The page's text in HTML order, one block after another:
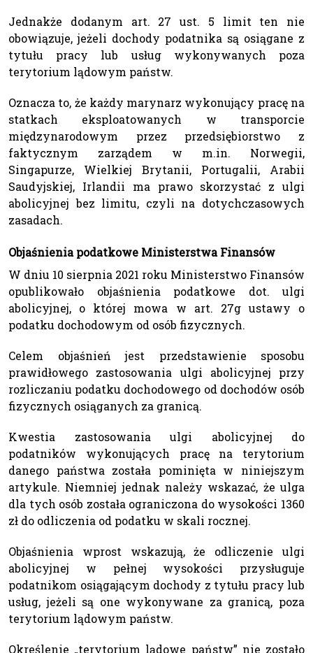
Jednakże dodanym art. 27 ust. 5 limit ten nie
obowiązuje, jeżeli dochody podatnika są osiągane z
tytułu pracy lub usług wykonywanych poza
terytorium lądowym państw.
Oznacza to, że każdy marynarz wykonujący pracę na
statkach eksploatowanych w transporcie
międzynarodowym przez przedsiębiorstwo z
faktycznym zarządem w m.in. Norwegii,
Singapurze, Wielkiej Brytanii, Portugalii, Arabii
Saudyjskiej, Irlandii ma prawo skorzystać z ulgi
abolicyjnej bez limitu, czyli na dotychczasowych
zasadach.
Objaśnienia podatkowe Ministerstwa Finansów
W dniu 10 sierpnia 2021 roku Ministerstwo Finansów
opublikowało objaśnienia podatkowe dot. ulgi
abolicyjnej, o której mowa w art. 27g ustawy o
podatku dochodowym od osób fizycznych.
Celem objaśnień jest przedstawienie sposobu
prawidłowego zastosowania ulgi abolicyjnej przy
rozliczaniu podatku dochodowego od dochodów osób
fizycznych osiąganych za granicą.
Kwestia zastosowania ulgi abolicyjnej do
podatników wykonujących pracę na terytorium
danego państwa została pominięta w niniejszym
artykule. Niemniej jednak należy wskazać, że ulga
dla tych osób została ograniczona do wysokości 1360
zł do odliczenia od podatku w skali rocznej.
Objaśnienia wprost wskazują, że odliczenie ulgi
abolicyjnej w pełnej wysokości przysługuje
podatnikom osiągającym dochody z tytułu pracy lub
usług, jeżeli są one wykonywane za granicą, poza
terytorium lądowym państw.
Określenie „terytorium lądowe państw” nie zostało